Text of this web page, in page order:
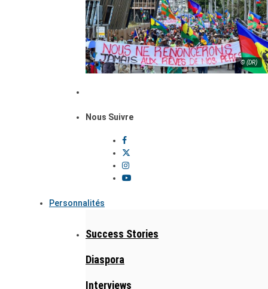
© (DR)
Nous Suivre
Personnalités
Success Stories
Diaspora
Interviews